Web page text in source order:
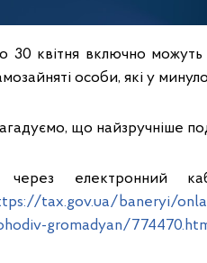
30 квітня включно
особи, які у
що найзручніше
електронний
tax.gov.ua/baneryi/
gromadyan/